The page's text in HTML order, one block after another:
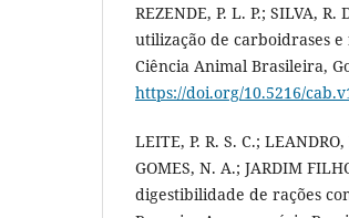
REZENDE, P. L. P.; SILVA,
utilização de carboidrases
Ciência Animal Brasileira,
https://doi.org/10.5216/
LEITE, P. R. S. C.;
GOMES, N. A.; JARDIM
digestibilidade de rações